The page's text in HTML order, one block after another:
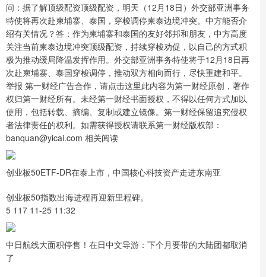
问：据了解顶级配资顶级配资，明天（12月18日）外交部亚洲事务
特使将再次赴柬埔寨、泰国，穿梭调停柬泰边境冲突。中方能否介
绍有关情况？答：作为柬埔寨和泰国的友好邻邦和朋友，中方高度
关注当前柬泰边境冲突顶级配资，持续穿梭劝促，以自己的方式积
极为推动缓局降温发挥作用。外交部亚洲事务特使将于12月18日再
次赴柬埔寨、泰国穿梭调停，推动双方相向而行，尽快重建和平。
举报 第一财经广告合作，请点击这里此内容为第一财经原创，著作
权归第一财经所有。未经第一财经书面授权，不得以任何方式加以
使用，包括转载、摘编、复制或建立镜像。第一财经保留追究侵权
者法律责任的权利。如需获得授权请联系第一财经版权部：
banquan@yicai.com 相关阅读
创业板50ETF-DR在泰上市，中国核心科技资产走进东南亚
创业板50指数出海进程再迎新里程碑。
5 117 11-25 11:32
中日航线大面积停售！在日中文导游：下个月要带的大陆团都取消
了